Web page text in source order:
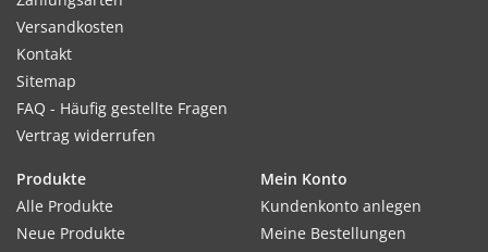
Standort:
Möglichst sonnig. Bevorzugt lockere, humusreiche Böden,
schwere Böden sind ungeeignet. Nur sehr vorsichtig düngen,
Salat ist sehr salzempfindlich.
Ernte / Blüte:
Ernte sobald sich ein fester Kopf entwickelt hat.
Versandkosten
Kontakt
Sitemap
FAQ - Häufig gestellte Fragen
Vertrag widerrufen
Produkte
Alle Produkte
Neue Produkte
Mein Konto
Kundenkonto anlegen
Meine Bestellungen